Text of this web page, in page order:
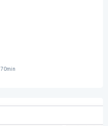
70min